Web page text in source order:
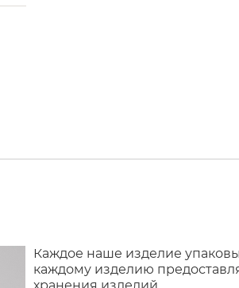
Каждое наше изделие
каждому изделию